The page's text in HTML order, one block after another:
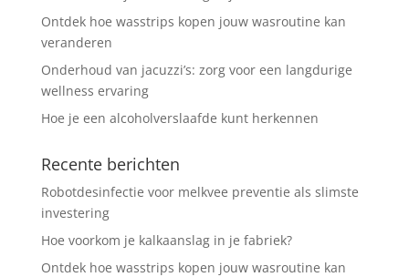
Ontdek hoe wasstrips kopen jouw wasroutine kan
veranderen
Onderhoud van jacuzzi’s: zorg voor een langdurige
wellness ervaring
Hoe je een alcoholverslaafde kunt herkennen
Recente berichten
Robotdesinfectie voor melkvee preventie als slimste
investering
Hoe voorkom je kalkaanslag in je fabriek?
Ontdek hoe wasstrips kopen jouw wasroutine kan